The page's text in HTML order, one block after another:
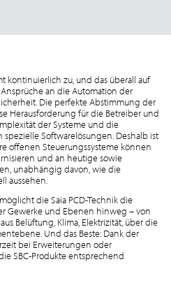
kontinuierlich zu, und das überall auf
an die Automation der
Die perfekte Abstimmung der
Herausforderung für die Betreiber und
der Systeme und die
Softwarelösungen. Deshalb ist
offenen Steuerungssysteme können
und an heutige sowie
unabhängig davon, wie die
aussehen.
die Saia PCD-Technik die
Gewerke und Ebenen hinweg – von
Belüftung, Klima, Elektrizität, über die
Und das Beste: Dank der
bei Erweiterungen oder
SBC-Produkte entsprechend